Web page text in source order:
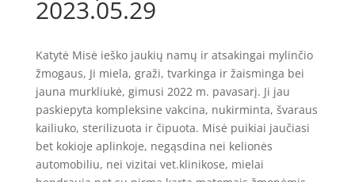
2023.05.29
Katytė Misė ieško jaukių namų ir atsakingai mylinčio
žmogaus, Ji miela, graži, tvarkinga ir žaisminga bei
jauna murkliukė, gimusi 2022 m. pavasarį. Ji jau
paskiepyta kompleksine vakcina, nukirminta, švaraus
kailiuko, sterilizuota ir čipuota. Misė puikiai jaučiasi
bet kokioje aplinkoje, negąsdina nei kelionės
automobiliu, nei vizitai vet.klinikose, mielai